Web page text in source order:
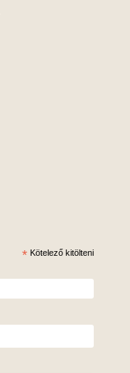
* Kötelező kitölteni